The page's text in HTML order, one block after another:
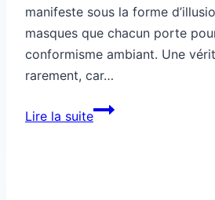
manifeste sous la forme
masques que chacun porte
conformisme ambiant. Une
rarement, car…
Lire la suiteCe